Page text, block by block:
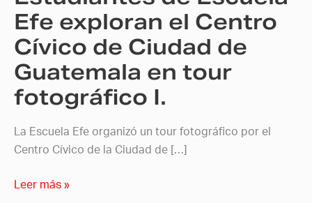
Efe exploran el Centro
Cívico de Ciudad de
Guatemala en tour
fotográfico I.
La Escuela Efe organizó un tour fotográfico por el
Centro Cívico de la Ciudad de […]
de
Guatemala
en
tour
fotográfico
Leer más »